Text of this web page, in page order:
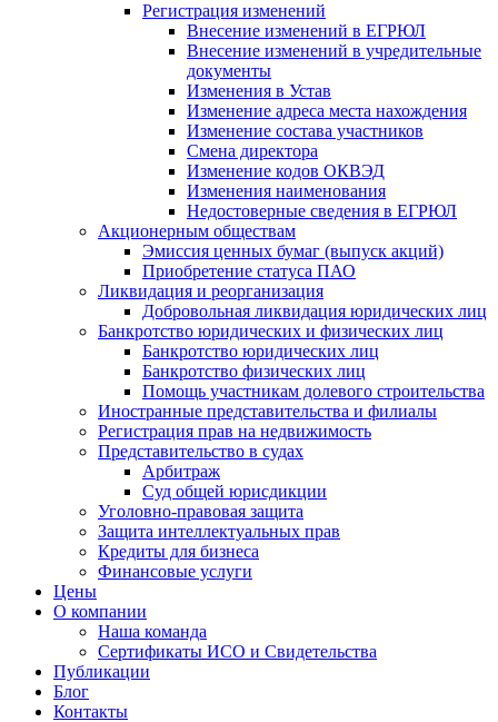
Регистрация изменений
Внесение изменений в ЕГРЮЛ
Внесение изменений в учредительные
документы
Изменения в Устав
Изменение адреса места нахождения
Изменение состава участников
Смена директора
Изменение кодов ОКВЭД
Изменения наименования
Недостоверные сведения в ЕГРЮЛ
Акционерным обществам
Эмиссия ценных бумаг (выпуск акций)
Приобретение статуса ПАО
Ликвидация и реорганизация
Добровольная ликвидация юридических лиц
Банкротство юридических и физических лиц
Банкротство юридических лиц
Банкротство физических лиц
Помощь участникам долевого строительства
Иностранные представительства и филиалы
Регистрация прав на недвижимость
Представительство в судах
Арбитраж
Суд общей юрисдикции
Уголовно-правовая защита
Защита интеллектуальных прав
Кредиты для бизнеса
Финансовые услуги
Цены
О компании
Наша команда
Сертификаты ИСО и Свидетельства
Публикации
Блог
Контакты